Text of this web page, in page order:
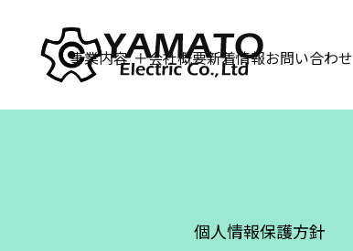
事業内容 会社概要新着情報お問い合わせ
個人情報保護方針